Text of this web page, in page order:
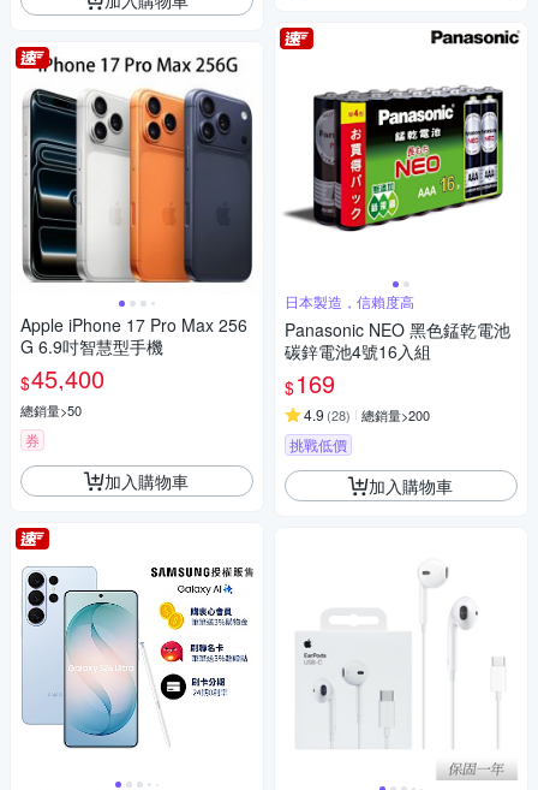
Apple iPhone 17 Pro Max 256
G 6.9吋智慧型手機
$45,400
總銷量>50
券
加入購物車
日本製造，信賴度高
Panasonic NEO 黑色錳乾電池
碳鋅電池4號16入組
$169
4.9 (28) 總銷量>200
挑戰低價
加入購物車